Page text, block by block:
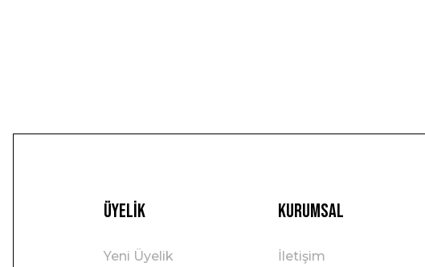
Üyelik
Yeni Üyelik
Kurumsal
İletişim